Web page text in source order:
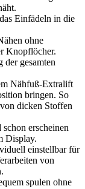
Einfädeln in die
ohne
Knopflöcher.
der gesamten
Nähfuß-Extralift
bringen. So
dicken Stoffen
erscheinen
Display.
einstellbar für
von
spulen ohne